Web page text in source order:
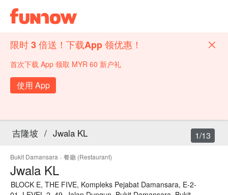
限时 3 倍送！下载App 领优惠！
首次下载 App 领取 MYR 60 新户礼
使用 App
吉隆坡 / Jwala KL
Bukit Damansara · 餐廳 (Restaurant)
Jwala KL
BLOCK E, THE FIVE, Kompleks Pejabat Damansara, E-2-
1/13